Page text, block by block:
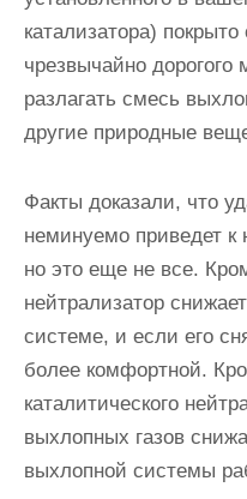
катализатора)
чрезвычайно
разлагать смесь
другие природные
Факты доказали, что
неминуемо приведет
но это еще не все.
нейтрализатор
системе, и если его
более комфортной.
каталитического
выхлопных газов
выхлопной системы